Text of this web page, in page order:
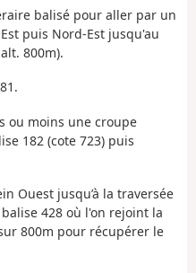
balisé pour aller par un
puis Nord-Est jusqu'au
800m).
ou moins une croupe
182 (cote 723) puis
Ouest jusqu’à la traversée
428 où l'on rejoint la
800m pour récupérer le